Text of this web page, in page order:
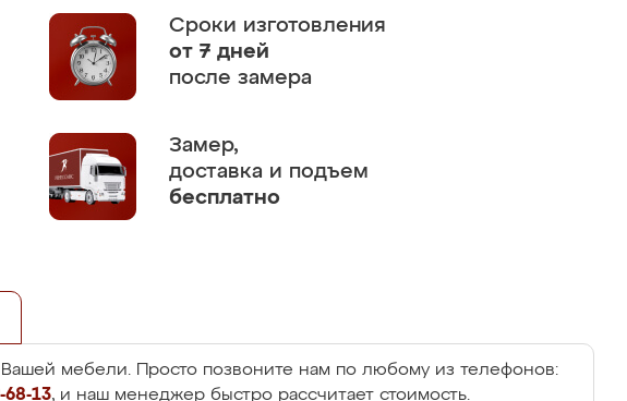
Сроки изготовления
от 7 дней
после замера
Замер,
доставка и подъем
бесплатно
Вашей мебели. Просто позвоните нам по любому из телефонов:
68-13, и наш менеджер быстро рассчитает стоимость.